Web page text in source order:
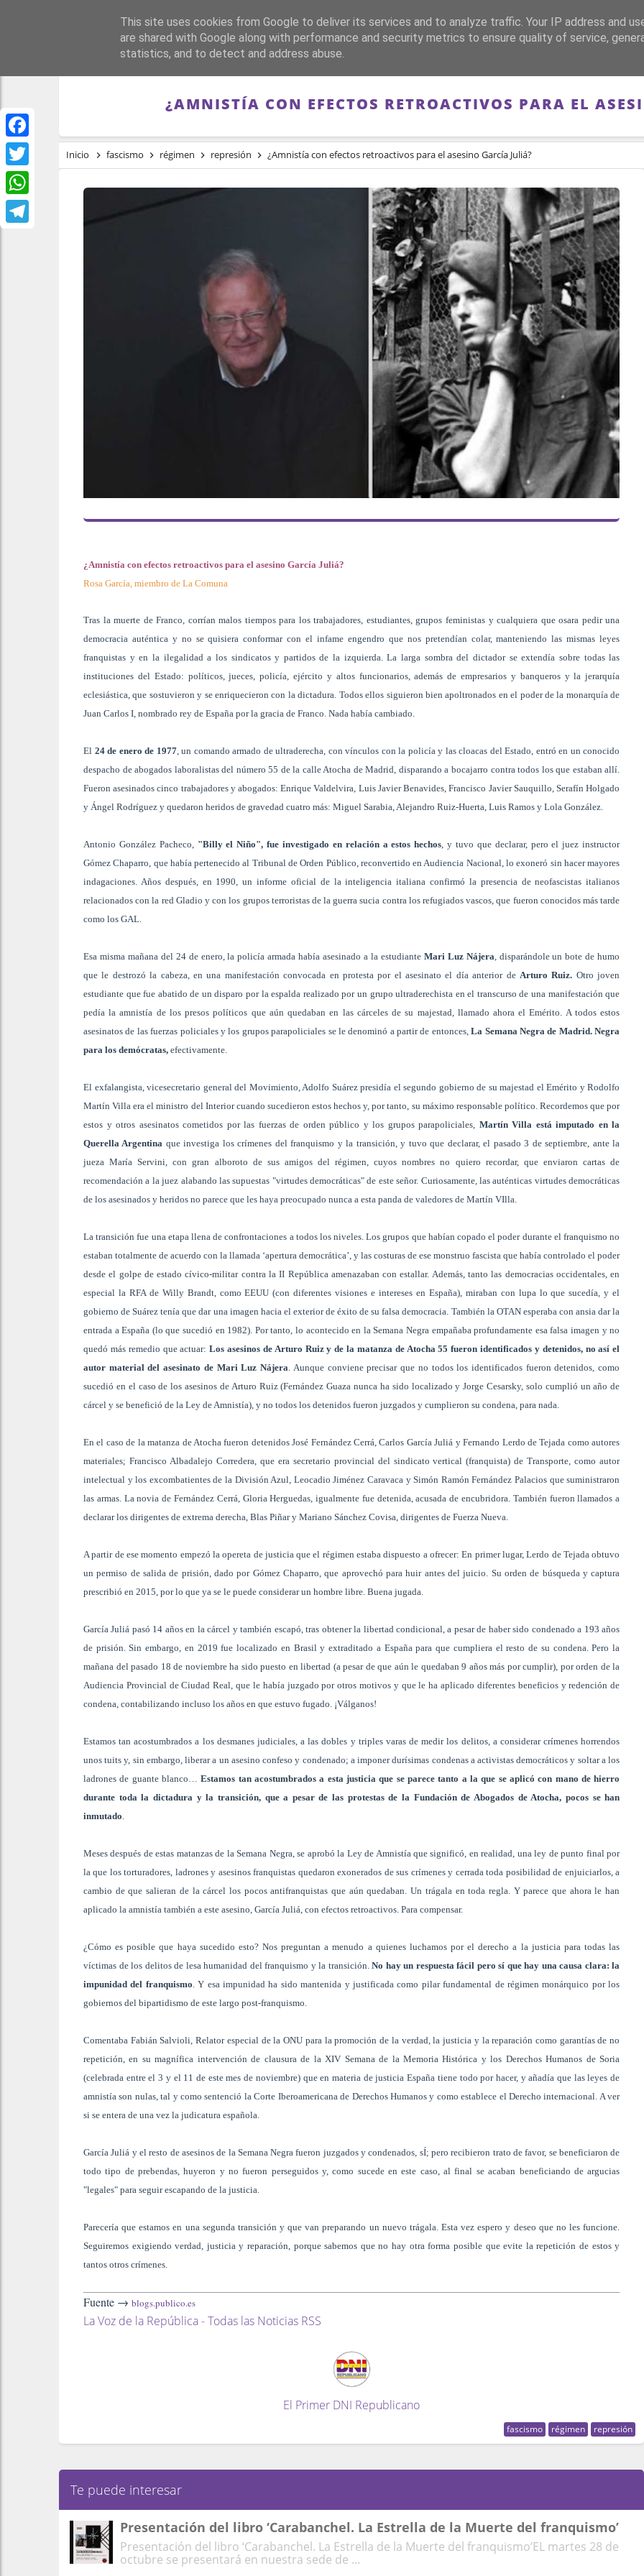
Facebook
Twitter
WhatsApp
PORTADA REPÚBLICA FRANQUISMO GUERRA DE ESPAÑA MEMORIA
¿AMNISTÍA CON EFECTOS RETROACTIVOS PARA EL
Inicio fascismo régimen represión ¿Amnistía con efectos retroactivos para el asesino García Juliá?
¿Amnistía con efectos retroactivos para el asesino García Juliá?
Rosa García, miembro de La Comuna
Tras la muerte de Franco, corrían malos tiempos para los trabajadores, estudiantes, grupos feministas y cualquiera que osara pedir una
democracia auténtica y no se quisiera conformar con el infame engendro que nos pretendían colar, manteniendo las mismas leyes
franquistas y en la ilegalidad a los sindicatos y partidos de la izquierda. La larga sombra del dictador se extendía sobre todas las
instituciones del Estado: políticos, jueces, policía, ejército y altos funcionarios, además de empresarios y banqueros y la jerarquía
eclesiástica, que sostuvieron y se enriquecieron con la dictadura. Todos ellos siguieron bien apoltronados en el poder de la monarquía de
Juan Carlos I, nombrado rey de España por la gracia de Franco. Nada había cambiado.
El 24 de enero de 1977, un comando armado de ultraderecha, con vínculos con la policía y las cloacas del Estado, entró en un conocido
despacho de abogados laboralistas del número 55 de la calle Atocha de Madrid, disparando a bocajarro contra todos los que estaban allí.
Fueron asesinados cinco trabajadores y abogados: Enrique Valdelvira, Luis Javier Benavides, Francisco Javier Sauquillo, Serafín Holgado
y Ángel Rodríguez y quedaron heridos de gravedad cuatro más: Miguel Sarabia, Alejandro Ruiz-Huerta, Luis Ramos y Lola González.
Antonio González Pacheco, "Billy el Niño", fue investigado en relación a estos hechos , y tuvo que declarar, pero el juez instructor
Gómez Chaparro, que había pertenecido al Tribunal de Orden Público, reconvertido en Audiencia Nacional, lo exoneró sin hacer mayores
indagaciones. Años después, en 1990, un informe oficial de la inteligencia italiana confirmó la presencia de neofascistas italianos
relacionados con la red Gladio y con los grupos terroristas de la guerra sucia contra los refugiados vascos, que fueron conocidos más tarde
como los GAL.
Esa misma mañana del 24 de enero, la policía armada había asesinado a la estudiante Mari Luz Nájera , disparándole un bote de humo
que le destrozó la cabeza, en una manifestación convocada en protesta por el asesinato el día anterior de Arturo Ruiz. Otro joven
estudiante que fue abatido de un disparo por la espalda realizado por un grupo ultraderechista en el transcurso de una manifestación que
pedía la amnistía de los presos políticos que aún quedaban en las cárceles de su majestad, llamado ahora el Emérito. A todos estos
asesinatos de las fuerzas policiales y los grupos parapoliciales se le denominó a partir de entonces,La Semana Negra de Madrid. Negra
para los demócratas, efectivamente.
El exfalangista, vicesecretario general del Movimiento, Adolfo Suárez presidía el segundo gobierno de su majestad el Emérito y Rodolfo
Martín Villa era el ministro del Interior cuando sucedieron estos hechos y, por tanto, su máximo responsable político. Recordemos que por
estos y otros asesinatos cometidos por las fuerzas de orden público y los grupos parapoliciales, Martín Villa está imputado en la
Querella Argentina que investiga los crímenes del franquismo y la transición, y tuvo que declarar, el pasado 3 de septiembre, ante la
jueza María Servini, con gran alboroto de sus amigos del régimen, cuyos nombres no quiero recordar, que enviaron cartas de
recomendación a la juez alabando las supuestas "virtudes democráticas" de este señor. Curiosamente, las auténticas virtudes democráticas
de los asesinados y heridos no parece que les haya preocupado nunca a esta panda de valedores de Martín VIlla.
La transición fue una etapa llena de confrontaciones a todos los niveles. Los grupos que habían copado el poder durante el franquismo no
estaban totalmente de acuerdo con la llamada ‘apertura democrática’, y las costuras de ese monstruo fascista que había controlado el poder
desde el golpe de estado cívico-militar contra la II República amenazaban con estallar. Además, tanto las democracias occidentales, en
especial la RFA de Willy Brandt, como EEUU (con diferentes visiones e intereses en España), miraban con lupa lo que sucedía, y el
gobierno de Suárez tenía que dar una imagen hacia el exterior de éxito de su falsa democracia. También la OTAN esperaba con ansia dar la
entrada a España (lo que sucedió en 1982). Por tanto, lo acontecido en la Semana Negra empañaba profundamente esa falsa imagen y no
quedó más remedio que actuar:Los asesinos de Arturo Ruiz y de la matanza de Atocha 55 fueron identificados y detenidos, no así el
autor material del asesinato de Mari Luz Nájera . Aunque conviene precisar que no todos los identificados fueron detenidos, como
sucedió en el caso de los asesinos de Arturo Ruiz (Fernández Guaza nunca ha sido localizado y Jorge Cesarsky, solo cumplió un año de
cárcel y se benefició de la Ley de Amnistía), y no todos los detenidos fueron juzgados y cumplieron su condena, para nada.
En el caso de la matanza de Atocha fueron detenidos José Fernández Cerrá, Carlos García Juliá y Fernando Lerdo de Tejada como autores
materiales; Francisco Albadalejo Corredera, que era secretario provincial del sindicato vertical (franquista) de Transporte, como autor
intelectual y los excombatientes de la División Azul, Leocadio Jiménez Caravaca y Simón Ramón Fernández Palacios que suministraron
las armas. La novia de Fernández Cerrá, Gloria Herguedas, igualmente fue detenida, acusada de encubridora. También fueron llamados a
declarar los dirigentes de extrema derecha, Blas Piñar y Mariano Sánchez Covisa, dirigentes de Fuerza Nueva.
A partir de ese momento empezó la opereta de justicia que el régimen estaba dispuesto a ofrecer: En primer lugar, Lerdo de Tejada obtuvo
un permiso de salida de prisión, dado por Gómez Chaparro, que aprovechó para huir antes del juicio. Su orden de búsqueda y captura
prescribió en 2015, por lo que ya se le puede considerar un hombre libre. Buena jugada.
García Juliá pasó 14 años en la cárcel y también escapó, tras obtener la libertad condicional, a pesar de haber sido condenado a 193 años
de prisión. Sin embargo, en 2019 fue localizado en Brasil y extraditado a España para que cumpliera el resto de su condena. Pero la
mañana del pasado 18 de noviembre ha sido puesto en libertad (a pesar de que aún le quedaban 9 años más por cumplir), por orden de la
Audiencia Provincial de Ciudad Real, que le había juzgado por otros motivos y que le ha aplicado diferentes beneficios y redención de
condena, contabilizando incluso los años en que estuvo fugado. ¡Válganos!
Estamos tan acostumbrados a los desmanes judiciales, a las dobles y triples varas de medir los delitos, a considerar crímenes horrendos
unos tuits y, sin embargo, liberar a un asesino confeso y condenado; a imponer durísimas condenas a activistas democráticos y soltar a los
ladrones de guante blanco…Estamos tan acostumbrados a esta justicia que se parece tanto a la que se aplicó con mano de hierro
durante toda la dictadura y la transición, que a pesar de las protestas de la Fundación de Abogados de Atocha, pocos se han
inmutado
Meses después de estas matanzas de la Semana Negra, se aprobó la Ley de Amnistía que significó, en realidad, una ley de punto final por
la que los torturadores, ladrones y asesinos franquistas quedaron exonerados de sus crímenes y cerrada toda posibilidad de enjuiciarlos, a
cambio de que salieran de la cárcel los pocos antifranquistas que aún quedaban. Un trágala en toda regla. Y parece que ahora le han
aplicado la amnistía también a este asesino, García Juliá, con efectos retroactivos. Para compensar.
¿Cómo es posible que haya sucedido esto? Nos preguntan a menudo a quienes luchamos por el derecho a la justicia para todas las
víctimas de los delitos de lesa humanidad del franquismo y la transición.No hay un respuesta fácil pero sí que hay una causa clara: la
impunidad del franquismo . Y esa impunidad ha sido mantenida y justificada como pilar fundamental de régimen monárquico por los
gobiernos del bipartidismo de este largo post-franquismo.
Comentaba Fabián Salvioli, Relator especial de la ONU para la promoción de la verdad, la justicia y la reparación como garantías de no
repetición, en su magnífica intervención de clausura de la XIV Semana de la Memoria Histórica y los Derechos Humanos de Soria
(celebrada entre el 3 y el 11 de este mes de noviembre) que en materia de justicia España tiene todo por hacer, y añadía que las leyes de
amnistía son nulas, tal y como sentenció la Corte Iberoamericana de Derechos Humanos y como establece el Derecho internacional. A ver
si se entera de una vez la judicatura española.
García Juliá y el resto de asesinos de la Semana Negra fueron juzgados y condenados, sÍ; pero recibieron trato de favor, se beneficiaron de
todo tipo de prebendas, huyeron y no fueron perseguidos y, como sucede en este caso, al final se acaban beneficiando de argucias
"legales" para seguir escapando de la justicia.
Parecería que estamos en una segunda transición y que van preparando un nuevo trágala. Esta vez espero y deseo que no les funcione.
Seguiremos exigiendo verdad, justicia y reparación, porque sabemos que no hay otra forma posible que evite la repetición de estos y
tantos otros crímenes.
Fuente → blogs.publico.es
La Voz de la República - Todas las Noticias RSS
El Primer DNI Republicano
fascismo régimen represión
Te puede interesar
Presentación del libro ‘Carabanchel. La Estrella de la Muerte del franquismo’
Presentación del libro ‘Carabanchel. La Estrella de la Muerte del franquismo’EL martes 28 de
octubre se presentará en nuestra sede de ...
This site uses cookies from Google to deliver its services and to analyze traffic. Your IP address and
are shared with Google along with performance and security metrics to ensure quality of service,
statistics, and to detect and address abuse.